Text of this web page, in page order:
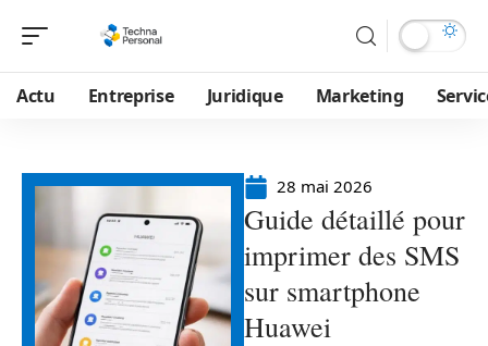
Actu Entreprise Juridique Marketing
28 mai 2026
Guide détaillé pour
imprimer des SMS
sur smartphone
Huawei